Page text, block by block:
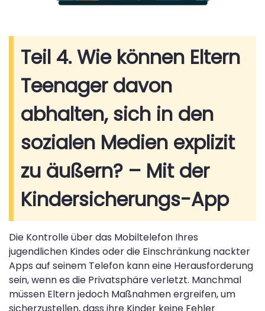
Teil 4. Wie können Eltern
Teenager davon
abhalten, sich in den
sozialen Medien explizit
zu äußern? – Mit der
Kindersicherungs-App
Die Kontrolle über das Mobiltelefon Ihres
jugendlichen Kindes oder die Einschränkung nackter
Apps auf seinem Telefon kann eine Herausforderung
sein, wenn es die Privatsphäre verletzt. Manchmal
müssen Eltern jedoch Maßnahmen ergreifen, um